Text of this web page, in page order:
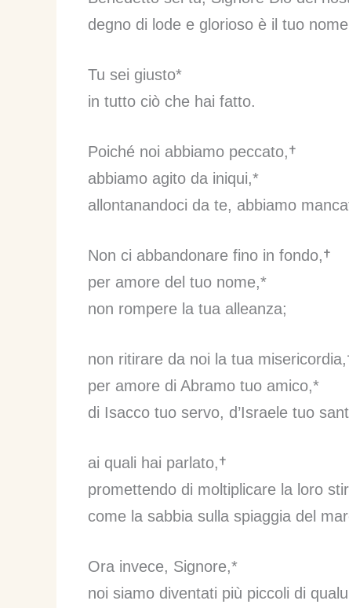
degno di lode e glorioso è il tuo
Tu sei giusto*
in tutto ciò che hai fatto.
Poiché noi abbiamo peccato,†
abbiamo agito da iniqui,*
allontanandoci da te, abbiamo
Non ci abbandonare fino in fondo,†
per amore del tuo nome,*
non rompere la tua alleanza;
non ritirare da noi la tua
per amore di Abramo tuo amico,*
di Isacco tuo servo, d’Israele tuo
ai quali hai parlato,†
promettendo di moltiplicare la loro
come la sabbia sulla spiaggia del
Ora invece, Signore,*
noi siamo diventati più piccoli di